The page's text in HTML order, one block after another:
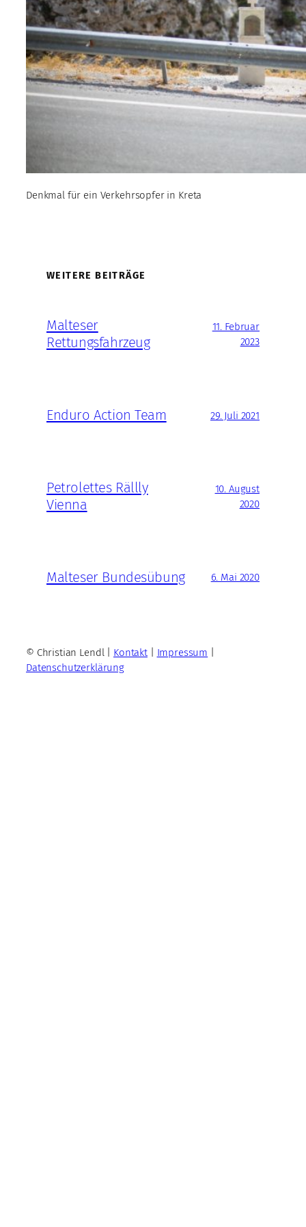
Denkmal für ein Verkehrsopfer in Kreta
WEITERE BEITRÄGE
Malteser
Rettungsfahrzeug
11. Februar
2023
Enduro Action Team 29. Juli 2021
Petrolettes Rällly
Vienna
10. August
2020
Malteser Bundesübung 6. Mai 2020
© Christian Lendl | Kontakt| Impressum
Datenschutzerklärung